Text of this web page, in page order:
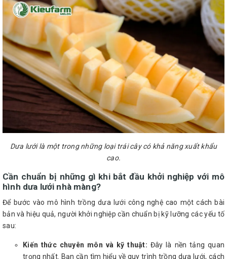
Dưa lưới là một trong những loại trái cây có khả năng xuất khẩu
cao.
Cần chuẩn bị những gì khi bắt đầu khởi nghiệp với mô
hình dưa lưới nhà màng?
Để bước vào mô hình trồng dưa lưới công nghệ cao một cách bài
bản và hiệu quả, người khởi nghiệp cần chuẩn bị kỹ lưỡng các yếu tố
sau:
Kiến thức chuyên môn và kỹ thuật: Đây là nền tảng quan
trọng nhất. Bạn cần tìm hiểu về quy trình trồng dưa lưới, cách